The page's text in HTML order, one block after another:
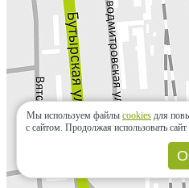
Мы используем файлы cookies для
с сайтом. Продолжая использовать сайт